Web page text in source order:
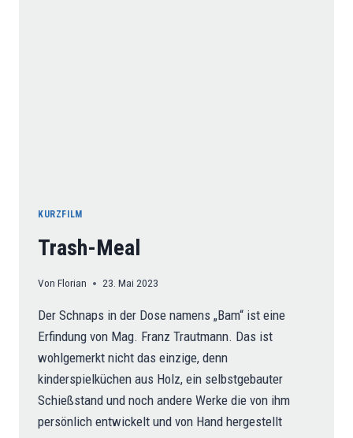
KURZFILM
Trash-Meal
Von Florian 23. Mai 2023
Der Schnaps in der Dose namens „Bam“ ist eine
Erfindung von Mag. Franz Trautmann. Das ist
wohlgemerkt nicht das einzige, denn
kinderspielküchen aus Holz, ein selbstgebauter
Schießstand und noch andere Werke die von ihm
persönlich entwickelt und von Hand hergestellt